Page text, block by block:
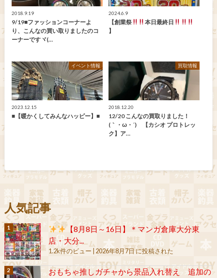
2018.9.19
9/19■ファッションコーナーよ
り、こんなの買い取りましたのコ
ーナーですヾ(…
2024.6.9
【創業祭
本日最終日
】
イベント情報
2023.12.15
■【暖かくしてみんなハッピー】■
買取情報
2018.12.20
12/20 こんなの買取りました！
(｀・ω・´)ゞ【カシオ プロトレッ
ク】ア…
人気記事
【8月8日～16日】＊マンガ倉庫大分東
店・大分...
1.2k件のビュー 2026年8月7日 に投稿された
おもちゃ推しガチャから景品入れ替え 追加の